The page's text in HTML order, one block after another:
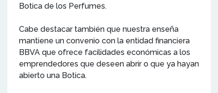
Botica de los Perfumes.
Cabe destacar también que nuestra enseña
mantiene un convenio con la entidad financiera
BBVA que ofrece facilidades económicas a los
emprendedores que deseen abrir o que ya hayan
abierto una Botica.